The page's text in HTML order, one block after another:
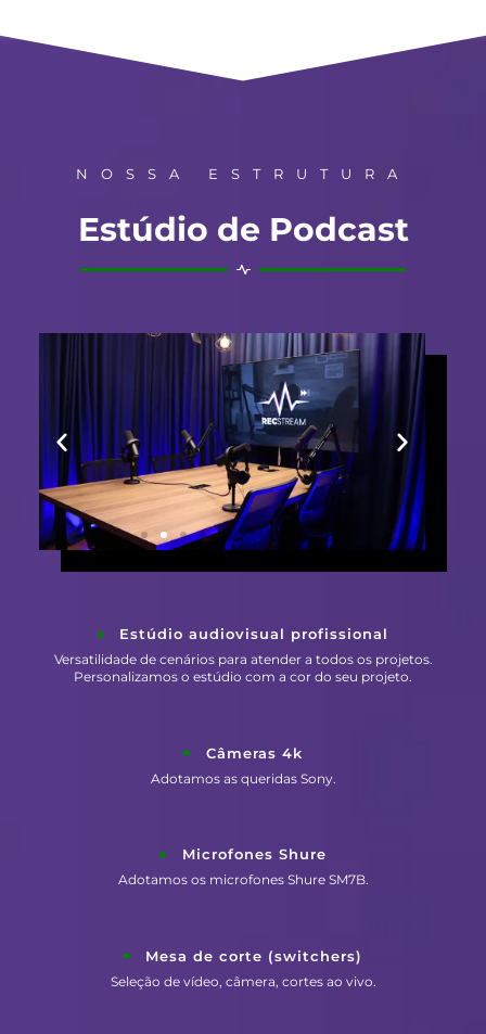
NOSSA ESTRUTURA
Estúdio de Podcast
Estúdio audiovisual profissional
Versatilidade de cenários para atender a todos os projetos.
Personalizamos o estúdio com a cor do seu projeto.
Câmeras 4k
Adotamos as queridas Sony.
Microfones Shure
Adotamos os microfones Shure SM7B.
Mesa de corte (switchers)
Seleção de vídeo, câmera, cortes ao vivo.